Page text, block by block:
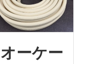
オーケー